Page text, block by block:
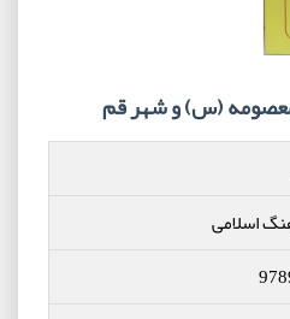
(س) و شهر قم
اسلامی